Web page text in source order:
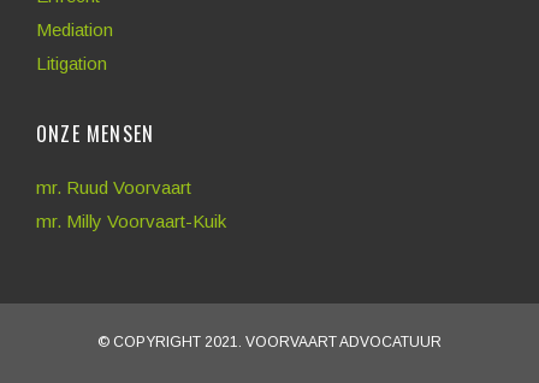
Mediation
Litigation
ONZE MENSEN
mr. Ruud Voorvaart
mr. Milly Voorvaart-Kuik
© COPYRIGHT 2021. VOORVAART ADVOCATUUR